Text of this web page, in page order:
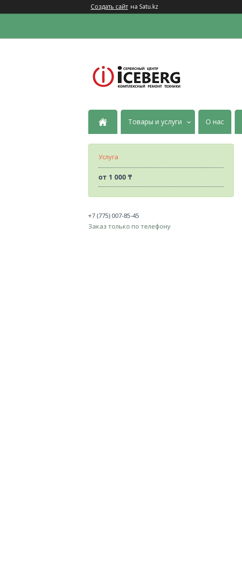
Создать сайт на Satu.kz
Товары и услуги О нас
Услуга
от 1 000 ₸
+7 (775) 007-85-45
Заказ только по телефону